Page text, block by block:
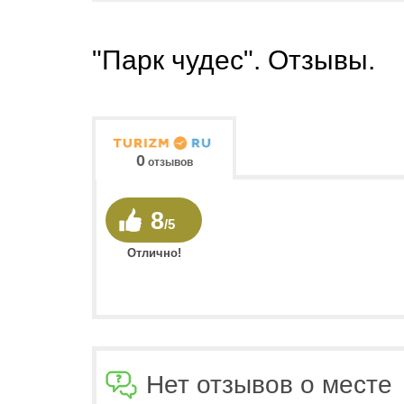
"Парк чудес". Отзывы.
0отзывов
8/5
Отлично!
Нет отзывов о месте